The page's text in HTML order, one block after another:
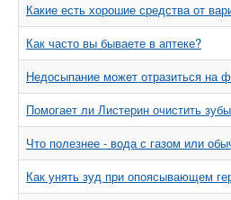
Какие есть хорошие средства от
Как часто вы бываете в аптеке?
Недосыпание может отразиться на
Помогает ли Листерин очистить
Что полезнее - вода с газом или
Как унять зуд при опоясывающем